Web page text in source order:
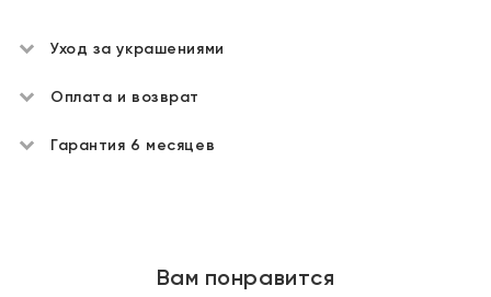
Уход за украшениями
Оплата и возврат
Гарантия 6 месяцев
Вам понравится